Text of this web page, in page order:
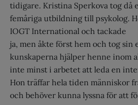
tidigare. Kristina Sperkova tog då
femåriga utbildning till psykolog.
IOGT International och tackade
ja, men åkte först hem och tog sin
kunskaperna hjälper henne inom
inte minst i arbetet att leda en
Hon träffar hela tiden människor
och behöver kunna lyssna för att